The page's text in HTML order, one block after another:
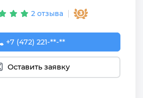
2 отзыва
+7 (472) 221-84-50
+7 (472) 221-**-**
Оставить заявку